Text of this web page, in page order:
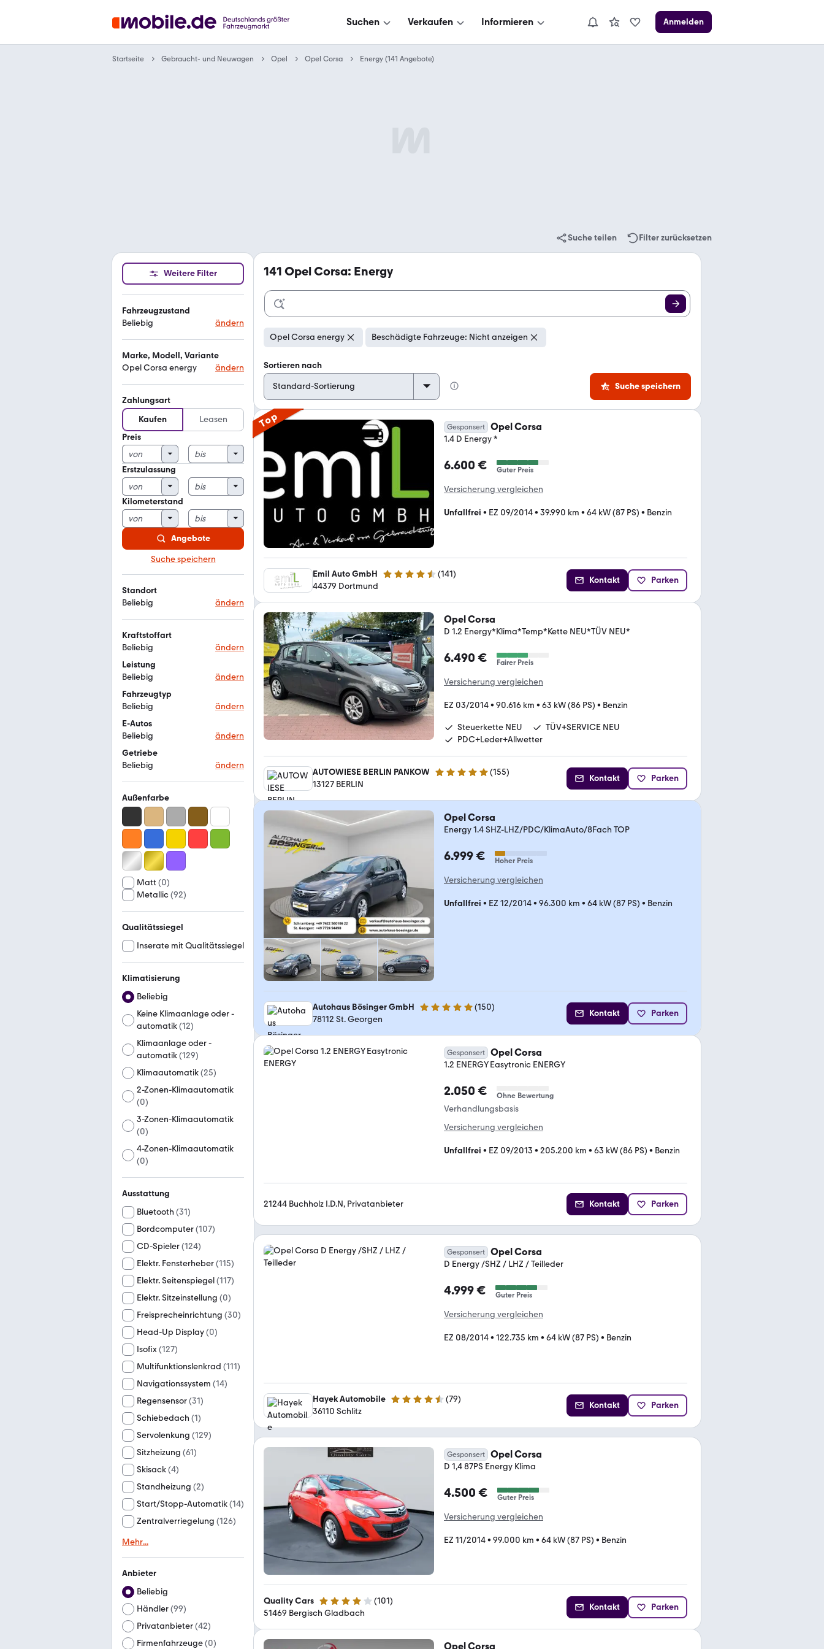
Suchen Verkaufen Informieren Anmelden
Startseite Gebraucht- und Neuwagen Opel Opel Corsa Energy (141 Angebote)
Suche teilen Filter zurücksetzen
Weitere Filter
Fahrzeugzustand
Beliebig
ändern
Marke, Modell, Variante
Opel Corsa energy
ändern
Zahlungsart
Kaufen
Leasen
Preis
Erstzulassung
Kilometerstand
Angebote
Suche speichern
Standort
Beliebig
ändern
Kraftstoffart
Beliebig
ändern
Leistung
Beliebig
ändern
Fahrzeugtyp
Beliebig
ändern
E-Autos
Beliebig
ändern
Getriebe
Beliebig
ändern
Außenfarbe
Matt (0)
Metallic(92)
Qualitätssiegel
Inserate mit Qualitätssiegel
Klimatisierung
Beliebig
Keine Klimaanlage oder -
automatik(12)
Klimaanlage oder -
automatik(129)
Klimaautomatik(25)
2-Zonen-Klimaautomatik
(0)
3-Zonen-Klimaautomatik
(0)
4-Zonen-Klimaautomatik
(0)
Ausstattung
Bluetooth (31)
Bordcomputer(107)
CD-Spieler(124)
Elektr. Fensterheber(115)
Elektr. Seitenspiegel(117)
Elektr. Sitzeinstellung (0)
Freisprecheinrichtung (30)
Head-Up Display(0)
Isofix(127)
Multifunktionslenkrad (111)
Navigationssystem (14)
Regensensor(31)
Schiebedach (1)
Servolenkung (129)
Sitzheizung (61)
Skisack(4)
Standheizung (2)
Start/Stopp-Automatik(14)
Zentralverriegelung (126)
Mehr...
Anbieter
Beliebig
Händler(99)
Privatanbieter(42)
Firmenfahrzeuge(0)
141 Opel Corsa: Energy
Opel Corsa energy Beschädigte Fahrzeuge: Nicht anzeigen
Sortieren nach
Suche speichern
Top Gesponsert Opel Corsa
1.4 D Energy *
6.600 € Guter Preis
Versicherung vergleichen
Unfallfrei • EZ 09/2014• 39.990 km • 64 kW (87 PS) • Benzin
Emil Auto GmbH 4.7 Sterne (141)
44379 Dortmund
Kontakt Parken
Opel Corsa
D 1.2 Energy*Klima*Temp*Kette NEU*TÜV NEU*
6.490 € Fairer Preis
Versicherung vergleichen
EZ 03/2014• 90.616 km • 63 kW (86 PS) • Benzin
Steuerkette NEU
TÜV+SERVICE NEU
PDC+Leder+Allwetter
AUTOWIESE BERLIN PANKOW 4.9 Sterne (155)
13127 BERLIN
Kontakt Parken
Opel Corsa
Energy 1.4 SHZ-LHZ/PDC/KlimaAuto/8Fach TOP
6.999 € Hoher Preis
Versicherung vergleichen
Unfallfrei • EZ 12/2014• 96.300 km • 64 kW (87 PS) • Benzin
Autohaus Bösinger GmbH 5 Sterne (150)
78112 St. Georgen
Kontakt Parken
Gesponsert Opel Corsa
1.2 ENERGY Easytronic ENERGY
2.050 € Ohne Bewertung
Verhandlungsbasis
Versicherung vergleichen
Unfallfrei • EZ 09/2013 • 205.200 km • 63 kW (86 PS) • Benzin
21244 Buchholz I.D.N, Privatanbieter Kontakt Parken
Gesponsert Opel Corsa
D Energy /SHZ / LHZ / Teilleder
4.999 € Guter Preis
Versicherung vergleichen
EZ 08/2014• 122.735 km • 64 kW (87 PS) • Benzin
Hayek Automobile 4.3 Sterne (79)
36110 Schlitz
Kontakt Parken
Gesponsert Opel Corsa
D 1,4 87PS Energy Klima
4.500 € Guter Preis
Versicherung vergleichen
EZ 11/2014• 99.000 km • 64 kW (87 PS) • Benzin
Quality Cars 4.1 Sterne (101)
51469 Bergisch Gladbach
Kontakt Parken
Opel Corsa